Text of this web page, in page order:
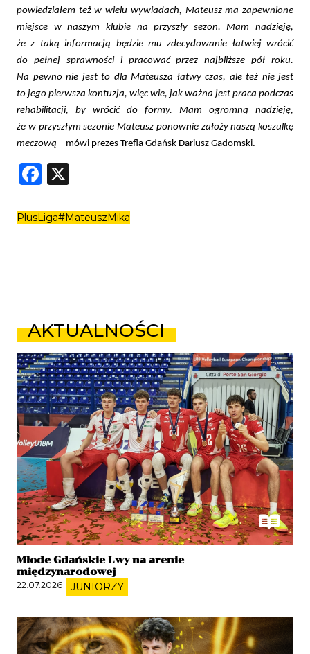
powiedziałem też w wielu wywiadach, Mateusz ma zapewnione
miejsce w naszym klubie na przyszły sezon. Mam nadzieję,
że z taką informacją będzie mu zdecydowanie łatwiej wrócić
do pełnej sprawności i pracować przez najbliższe pół roku.
Na pewno nie jest to dla Mateusza łatwy czas, ale też nie jest
to jego pierwsza kontuzja, więc wie, jak ważna jest praca podczas
rehabilitacji, by wrócić do formy. Mam ogromną nadzieję,
że w przyszłym sezonie Mateusz ponownie założy naszą koszulkę
meczową – mówi prezes Trefla Gdańsk Dariusz Gadomski.
Facebook
PlusLiga#MateuszMika
AKTUALNOŚCI
Młode Gdańskie Lwy na arenie
międzynarodowej
22.07.2026 JUNIORZY